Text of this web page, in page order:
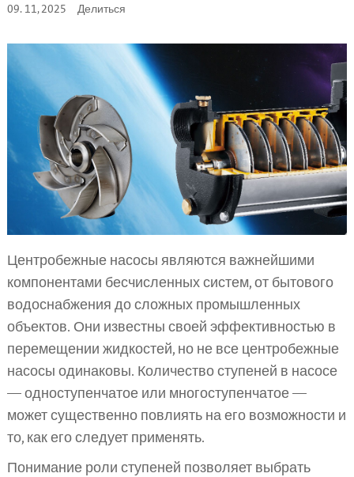
09. 11, 2025 Делиться
Центробежные насосы являются важнейшими
компонентами бесчисленных систем, от бытового
водоснабжения до сложных промышленных
объектов. Они известны своей эффективностью в
перемещении жидкостей, но не все центробежные
насосы одинаковы. Количество ступеней в насосе
— одноступенчатое или многоступенчатое —
может существенно повлиять на его возможности и
то, как его следует применять.
Понимание роли ступеней позволяет выбрать